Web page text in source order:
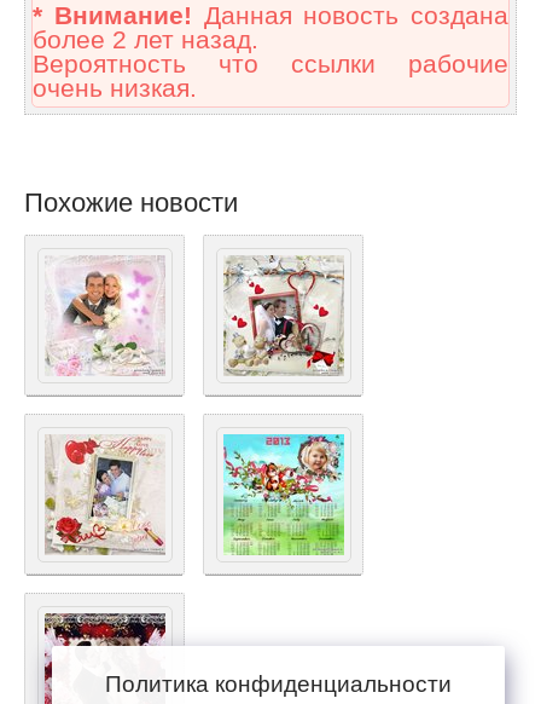
* Внимание! Данная новость создана
более 2 лет назад.
Вероятность что ссылки рабочие
очень низкая.
Похожие новости
Политика конфиденциальности